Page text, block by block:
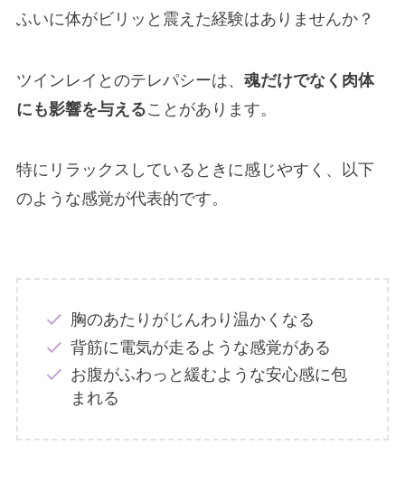
ふいに体がビリッと震えた経験はありませんか？
ツインレイとのテレパシーは、 魂だけでなく肉体
にも影響を与えることがあります。
特にリラックスしているときに感じやすく、以下
のような感覚が代表的です。
胸のあたりがじんわり温かくなる
背筋に電気が走るような感覚がある
お腹がふわっと緩むような安心感に包
まれる